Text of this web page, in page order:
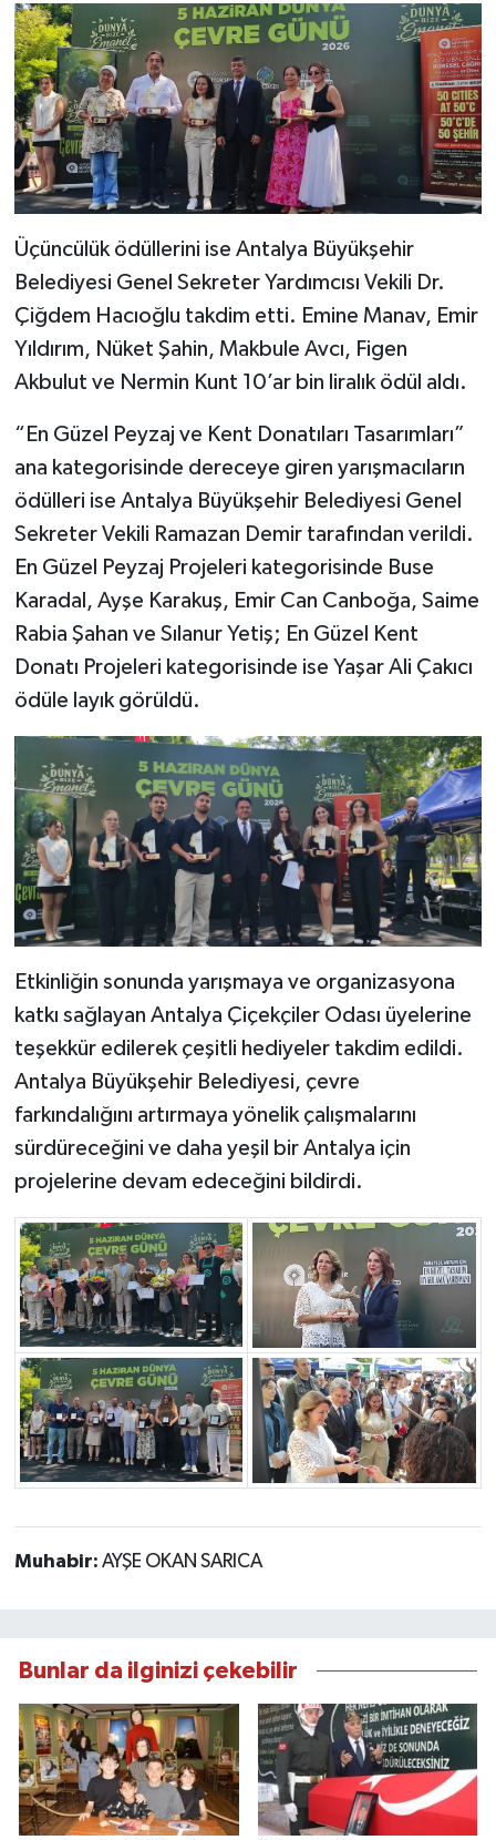
Üçüncülük ödüllerini ise Antalya Büyükşehir
Belediyesi Genel Sekreter Yardımcısı Vekili Dr.
Çiğdem Hacıoğlu takdim etti. Emine Manav, Emir
Yıldırım, Nüket Şahin, Makbule Avcı, Figen
Akbulut ve Nermin Kunt 10’ar bin liralık ödül aldı.
“En Güzel Peyzaj ve Kent Donatıları Tasarımları”
ana kategorisinde dereceye giren yarışmacıların
ödülleri ise Antalya Büyükşehir Belediyesi Genel
Sekreter Vekili Ramazan Demir tarafından verildi.
En Güzel Peyzaj Projeleri kategorisinde Buse
Karadal, Ayşe Karakuş, Emir Can Canboğa, Saime
Rabia Şahan ve Sılanur Yetiş; En Güzel Kent
Donatı Projeleri kategorisinde ise Yaşar Ali Çakıcı
ödüle layık görüldü.
Etkinliğin sonunda yarışmaya ve organizasyona
katkı sağlayan Antalya Çiçekçiler Odası üyelerine
teşekkür edilerek çeşitli hediyeler takdim edildi.
Antalya Büyükşehir Belediyesi, çevre
farkındalığını artırmaya yönelik çalışmalarını
sürdüreceğini ve daha yeşil bir Antalya için
projelerine devam edeceğini bildirdi.
Muhabir: AYŞE OKAN SARICA
Bunlar da ilginizi çekebilir